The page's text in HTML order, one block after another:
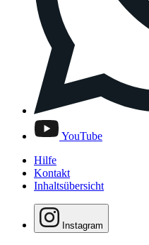
YouTube
Hilfe
Kontakt
Inhaltsübersicht
Instagram